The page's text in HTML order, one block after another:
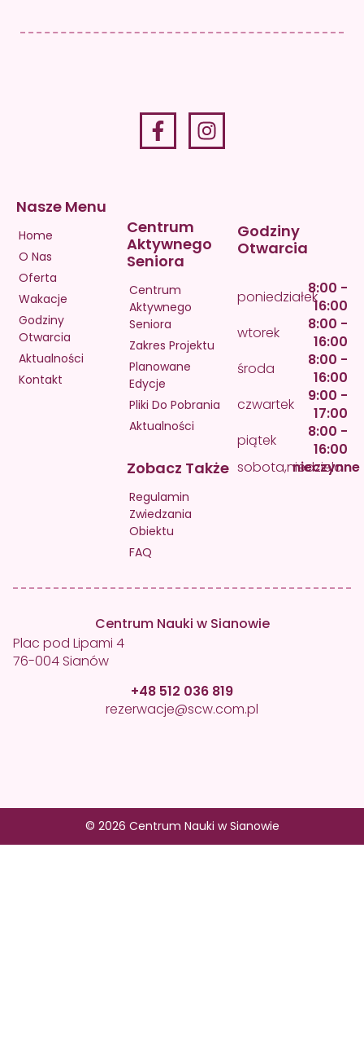
Nasze Menu
Home
O Nas
Oferta
Wakacje
Godziny
Otwarcia
Aktualności
Kontakt
Centrum
Aktywnego
Seniora
Centrum
Aktywnego
Seniora
Zakres Projektu
Planowane
Edycje
Pliki Do Pobrania
Aktualności
Zobacz Także
Regulamin
Zwiedzania
Obiektu
FAQ
Godziny
Otwarcia
poniedziałek8:00 -
16:00
wtorek
8:00 -
16:00
środa
8:00 -
16:00
czwartek
9:00 -
17:00
piątek
8:00 -
16:00
sobota,niedziela
nieczynne
Centrum Nauki w Sianowie
Plac pod Lipami 4
76-004 Sianów
+48 512 036 819
rezerwacje@scw.com.pl
© 2026 Centrum Nauki w Sianowie